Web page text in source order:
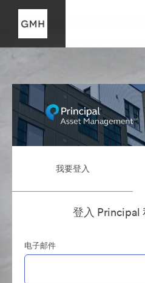
我要登入
登入 Principal
电子邮件